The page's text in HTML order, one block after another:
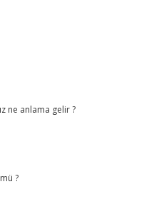
ne anlama gelir ?
?